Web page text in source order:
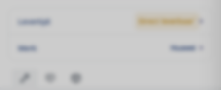
Levertijd: Direct leverbaar`
Merk: Huawei